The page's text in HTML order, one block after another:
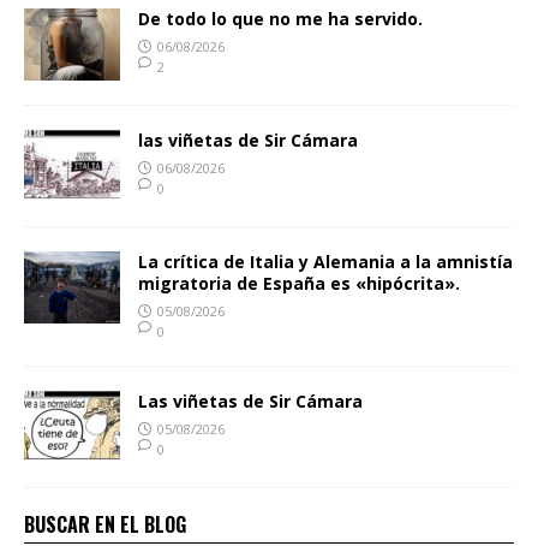
De todo lo que no me ha servido.
06/08/2026
2
las viñetas de Sir Cámara
06/08/2026
0
La crítica de Italia y Alemania a la amnistía
migratoria de España es «hipócrita».
05/08/2026
0
Las viñetas de Sir Cámara
05/08/2026
0
BUSCAR EN EL BLOG